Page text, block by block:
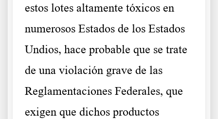
estos lotes altamente tóxicos en
numerosos Estados de los Estados
Undios, hace probable que se trate
de una violación grave de las
Reglamentaciones Federales, que
exigen que dichos productos